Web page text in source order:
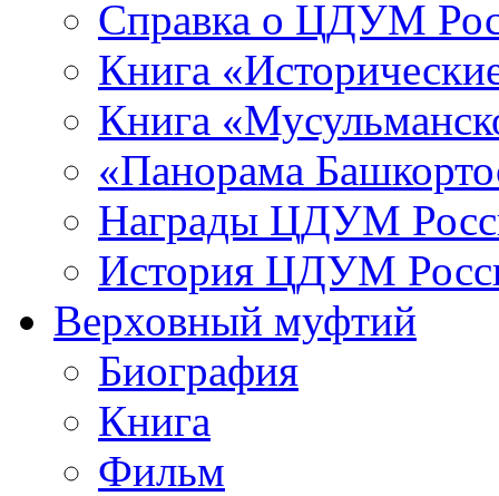
Справка о ЦДУМ
Книга
Книга
«Панорама
Награды ЦДУМ
История ЦДУМ
Верховный муфтий
Биография
Книга
Фильм